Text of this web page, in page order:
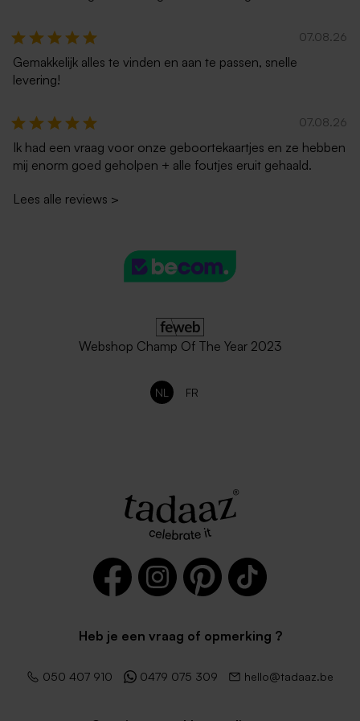
07.08.26
Gemakkelijk alles te vinden en aan te passen, snelle
levering!
07.08.26
Ik had een vraag voor onze geboortekaartjes en ze hebben
mij enorm goed geholpen + alle foutjes eruit gehaald.
Lees alle reviews >
Webshop Champ Of The Year 2023
NL FR
Heb je een vraag of opmerking ?
050 407 910 0479 075 309 hello@tadaaz.be